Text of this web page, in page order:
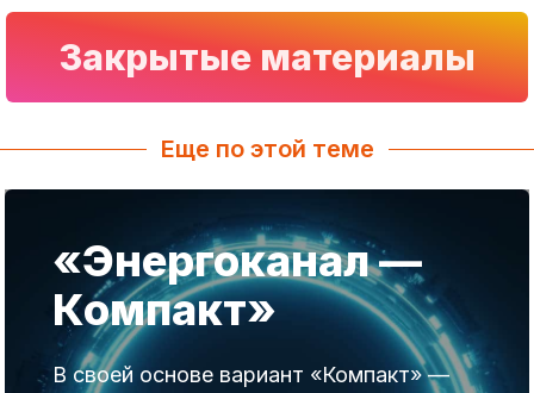
Закрытые материалы
Еще по этой теме
«Энергоканал —
Компакт»
В своей основе вариант «Компакт» —